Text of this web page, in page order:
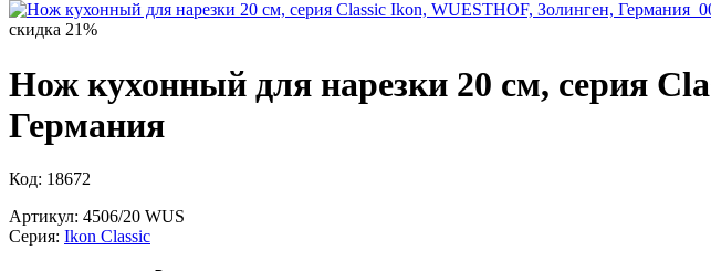
скидка 21%
Нож кухонный для нарезки 20 см, серия
Германия
Код: 18672
Артикул: 4506/20 WUS
Серия: Ikon Classiс